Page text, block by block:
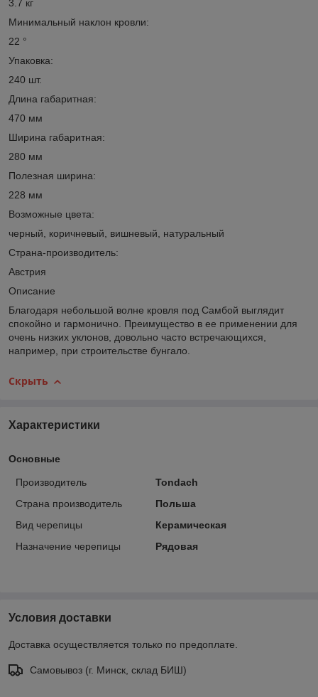
3.7 кг
Минимальный наклон кровли:
22 °
Упаковка:
240 шт.
Длина габаритная:
470 мм
Ширина габаритная:
280 мм
Полезная ширина:
228 мм
Возможные цвета:
черный, коричневый, вишневый, натуральный
Страна-производитель:
Австрия
Описание
Благодаря небольшой волне кровля под Самбой выглядит
спокойно и гармонично. Преимущество в ее применении для
очень низких уклонов, довольно часто встречающихся,
например, при строительстве бунгало.
Скрыть
Характеристики
Основные
Производитель
Tondach
Страна производитель
Польша
Вид черепицы
Керамическая
Назначение черепицы
Рядовая
Условия доставки
Доставка осуществляется только по предоплате.
Самовывоз (г. Минск, склад БИШ)